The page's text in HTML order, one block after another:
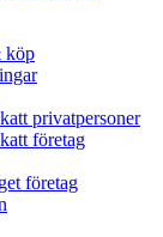
köp
privatpersoner
företag
företag